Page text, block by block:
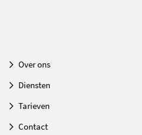
Over ons
Diensten
Tarieven
Contact